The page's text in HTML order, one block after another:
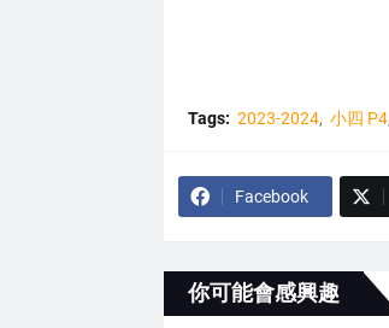
Tags: 2023-2024 小四 P4
Facebook
你可能會感興趣